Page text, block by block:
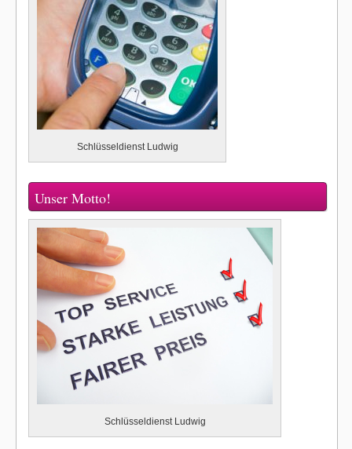
Schlüsseldienst Ludwig
Unser Motto!
Schlüsseldienst Ludwig